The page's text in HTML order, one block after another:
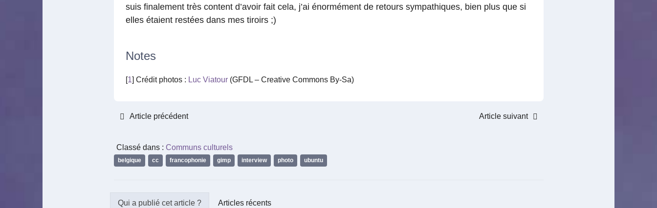
suis finalement très content d’avoir fait cela, j’ai énormément de retours sympathiques, bien plus que si
elles étaient restées dans mes tiroirs ;)
Notes
[1] Crédit photos : Luc Viatour(GFDL – Creative Commons By-Sa)
Article précédent Article suivant
Classé dans : Communs culturels
belgique cc francophonie gimp interview photo ubuntu
Articles récents